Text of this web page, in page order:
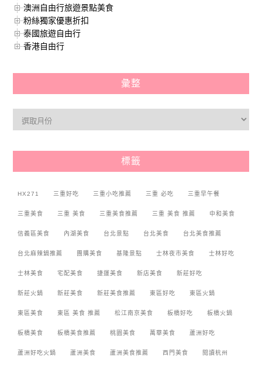
澳洲自由行旅遊景點美食
粉絲獨家優惠折扣
泰國旅遊自由行
香港自由行
彙整
標籤
HX271 三重好吃 三重小吃推薦 三重 必吃 三重早午餐
三重美食 三重 美食 三重美食推薦 三重 美食 推薦 中和美食
信義區美食 內湖美食 台北景點 台北美食 台北美食推薦
台北麻辣鍋推薦 團購美食 基隆景點 士林夜市美食 士林好吃
士林美食 宅配美食 捷運美食 新店美食 新莊好吃
新莊火鍋 新莊美食 新莊美食推薦 東區好吃 東區火鍋
東區美食 東區 美食 推薦 松江南京美食 板橋好吃 板橋火鍋
板橋美食 板橋美食推薦 桃園美食 萬華美食 蘆洲好吃
蘆洲好吃火鍋 蘆洲美食 蘆洲美食推薦 西門美食 閱讀杭州